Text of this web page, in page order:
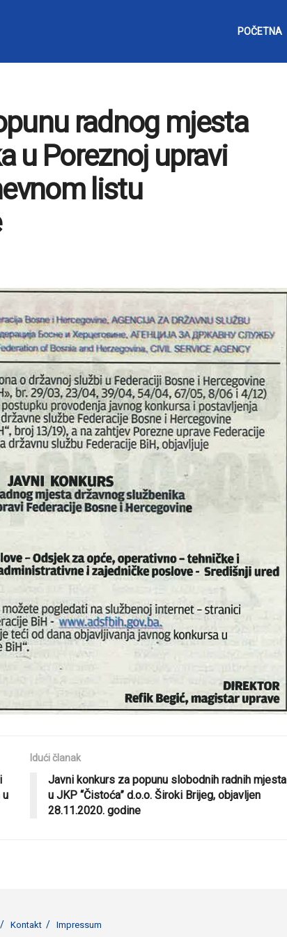
POČETNA
radnog mjesta
u Poreznoj upravi
listu
u
Idući članak
Javni konkurs za popunu slobodnih radnih mjesta
u JKP “Čistoća” d.o.o. Široki Brijeg, objavljen
28.11.2020. godine
Kontakt Impressum